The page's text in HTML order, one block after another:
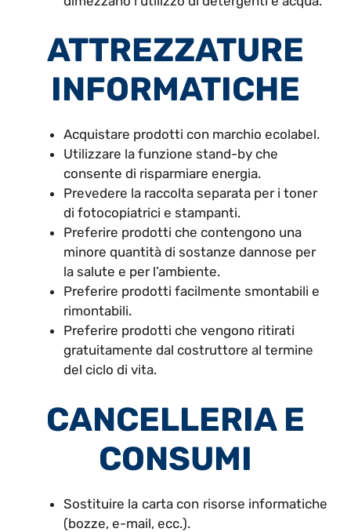
ATTREZZATURE
INFORMATICHE
Acquistare prodotti con marchio ecolabel.
Utilizzare la funzione stand-by che
consente di risparmiare energia.
Prevedere la raccolta separata per i toner
di fotocopiatrici e stampanti.
Preferire prodotti che contengono una
minore quantità di sostanze dannose per
la salute e per l’ambiente.
Preferire prodotti facilmente smontabili e
rimontabili.
Preferire prodotti che vengono ritirati
gratuitamente dal costruttore al termine
del ciclo di vita.
CANCELLERIA E
CONSUMI
Sostituire la carta con risorse informatiche
(bozze, e-mail, ecc.).